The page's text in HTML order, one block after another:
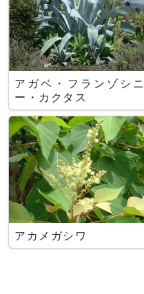
アガベ・フランゾシニ
ー・カクタス
アカメガシワ